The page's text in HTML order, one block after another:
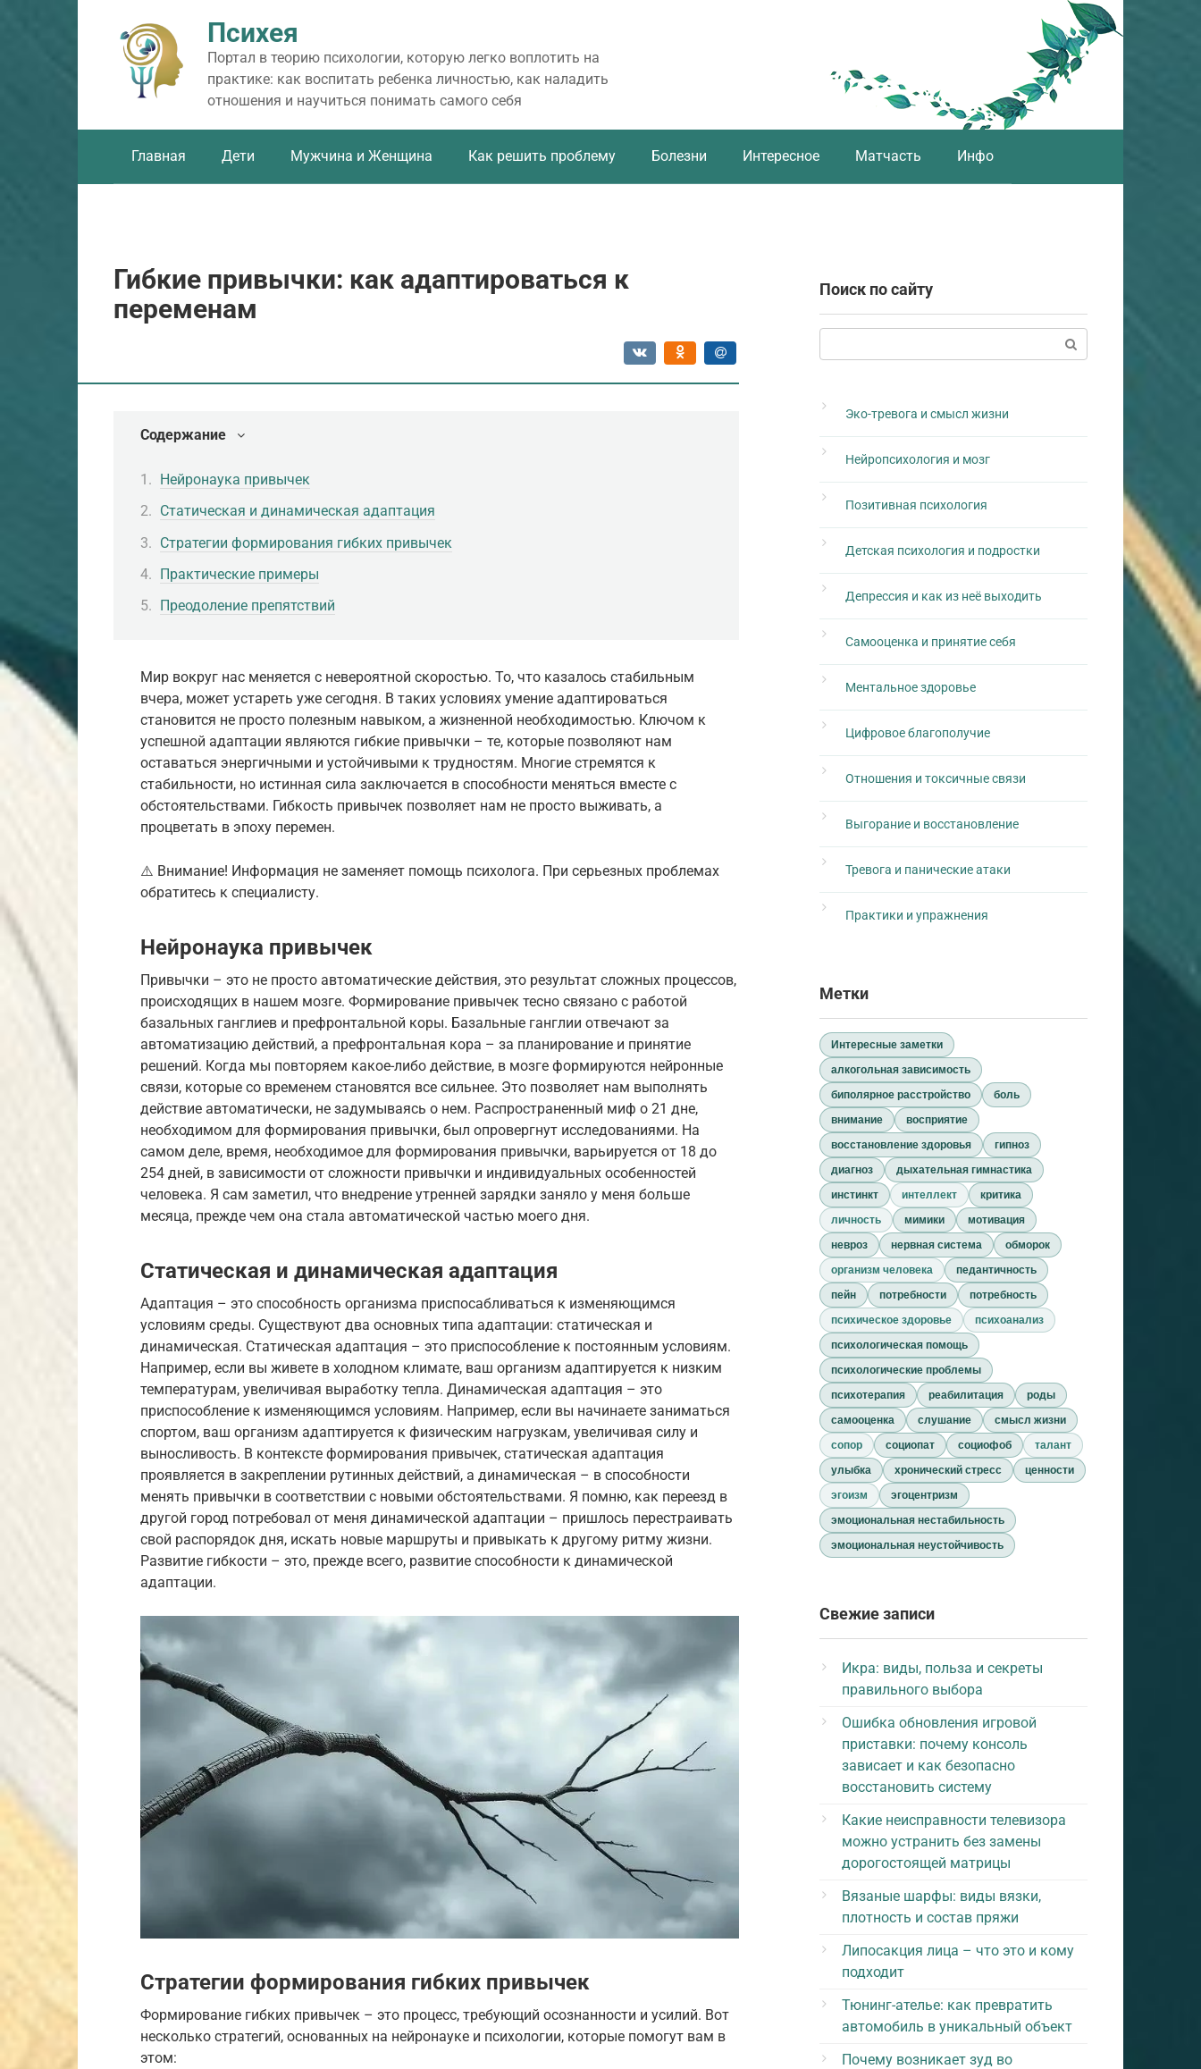
Психея
Портал в теорию психологии, которую легко воплотить на
практике: как воспитать ребенка личностью, как наладить
отношения и научиться понимать самого себя
Главная Дети Мужчина и Женщина Как решить проблему Болезни Интересное Матчасть Инфо
Гибкие привычки: как адаптироваться к
переменам
Содержание
Нейронаука привычек
Статическая и динамическая адаптация
Стратегии формирования гибких привычек
Практические примеры
Преодоление препятствий
Мир вокруг нас меняется с невероятной скоростью. То, что казалось стабильным
вчера, может устареть уже сегодня. В таких условиях умение адаптироваться
становится не просто полезным навыком, а жизненной необходимостью. Ключом к
успешной адаптации являются гибкие привычки – те, которые позволяют нам
оставаться энергичными и устойчивыми к трудностям. Многие стремятся к
стабильности, но истинная сила заключается в способности меняться вместе с
обстоятельствами. Гибкость привычек позволяет нам не просто выживать, а
процветать в эпоху перемен.
⚠️ Внимание! Информация не заменяет помощь психолога. При серьезных проблемах
обратитесь к специалисту.
Нейронаука привычек
Привычки – это не просто автоматические действия, это результат сложных процессов,
происходящих в нашем мозге. Формирование привычек тесно связано с работой
базальных ганглиев и префронтальной коры. Базальные ганглии отвечают за
автоматизацию действий, а префронтальная кора – за планирование и принятие
решений. Когда мы повторяем какое-либо действие, в мозге формируются нейронные
связи, которые со временем становятся все сильнее. Это позволяет нам выполнять
действие автоматически, не задумываясь о нем. Распространенный миф о 21 дне,
необходимом для формирования привычки, был опровергнут исследованиями. На
самом деле, время, необходимое для формирования привычки, варьируется от 18 до
254 дней, в зависимости от сложности привычки и индивидуальных особенностей
человека. Я сам заметил, что внедрение утренней зарядки заняло у меня больше
месяца, прежде чем она стала автоматической частью моего дня.
Статическая и динамическая адаптация
Адаптация – это способность организма приспосабливаться к изменяющимся
условиям среды. Существуют два основных типа адаптации: статическая и
динамическая. Статическая адаптация – это приспособление к постоянным условиям.
Например, если вы живете в холодном климате, ваш организм адаптируется к низким
температурам, увеличивая выработку тепла. Динамическая адаптация – это
приспособление к изменяющимся условиям. Например, если вы начинаете заниматься
спортом, ваш организм адаптируется к физическим нагрузкам, увеличивая силу и
выносливость. В контексте формирования привычек, статическая адаптация
проявляется в закреплении рутинных действий, а динамическая – в способности
менять привычки в соответствии с новыми обстоятельствами. Я помню, как переезд в
другой город потребовал от меня динамической адаптации – пришлось перестраивать
свой распорядок дня, искать новые маршруты и привыкать к другому ритму жизни.
Развитие гибкости – это, прежде всего, развитие способности к динамической
адаптации.
Стратегии формирования гибких привычек
Формирование гибких привычек – это процесс, требующий осознанности и усилий. Вот
несколько стратегий, основанных на нейронауке и психологии, которые помогут вам в
этом:
Поиск по сайту
Эко-тревога и смысл жизни
Нейропсихология и мозг
Позитивная психология
Детская психология и подростки
Депрессия и как из неё выходить
Самооценка и принятие себя
Ментальное здоровье
Цифровое благополучие
Отношения и токсичные связи
Выгорание и восстановление
Тревога и панические атаки
Практики и упражнения
Метки
Интересные заметки
алкогольная зависимость
биполярное расстройство
боль
внимание
восприятие
восстановление здоровья
гипноз
диагноз
дыхательная гимнастика
инстинкт
интеллект
критика
личность
мимики
мотивация
невроз
нервная система
обморок
организм человека
педантичность
пейн
потребности
потребность
психическое здоровье
психоанализ
психологическая помощь
психологические проблемы
психотерапия
реабилитация
роды
самооценка
слушание
смысл жизни
сопор
социопат социофоб
талант
улыбка
хронический стресс
ценности
эгоизм
эгоцентризм
эмоциональная нестабильность
эмоциональная неустойчивость
Свежие записи
Икра: виды, польза и секреты
правильного выбора
Ошибка обновления игровой
приставки: почему консоль
зависает и как безопасно
восстановить систему
Какие неисправности телевизора
можно устранить без замены
дорогостоящей матрицы
Вязаные шарфы: виды вязки,
плотность и состав пряжи
Липосакция лица – что это и кому
подходит
Тюнинг-ателье: как превратить
автомобиль в уникальный объект
Почему возникает зуд во